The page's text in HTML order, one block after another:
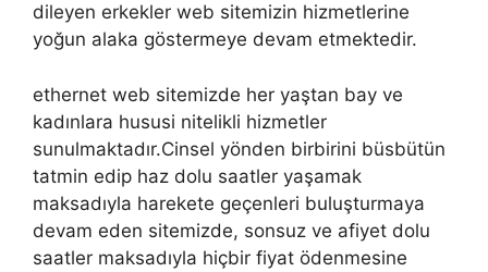
dileyen erkekler web sitemizin hizmetlerine
yoğun alaka göstermeye devam etmektedir.
ethernet web sitemizde her yaştan bay ve
kadınlara hususi nitelikli hizmetler
sunulmaktadır.Cinsel yönden birbirini büsbütün
tatmin edip haz dolu saatler yaşamak
maksadıyla harekete geçenleri buluşturmaya
devam eden sitemizde, sonsuz ve afiyet dolu
saatler maksadıyla hiçbir fiyat ödenmesine